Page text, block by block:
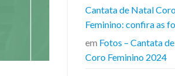
Cantata de Natal
Feminino: confira as
em Fotos – Cantata
Coro Feminino 2024